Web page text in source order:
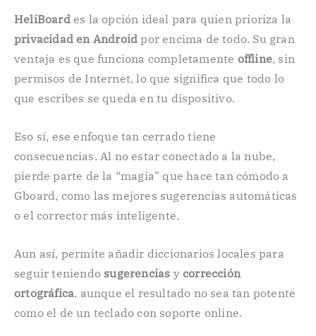
HeliBoardes la opción ideal para quien prioriza la
privacidad en Android por encima de todo. Su gran
ventaja es que funciona completamente offline, sin
permisos de Internet, lo que significa que todo lo
que escribes se queda en tu dispositivo.
Eso sí, ese enfoque tan cerrado tiene
consecuencias. Al no estar conectado a la nube,
pierde parte de la “magia” que hace tan cómodo a
Gboard, como las mejores sugerencias automáticas
o el corrector más inteligente.
Aun así, permite añadir diccionarios locales para
seguir teniendo sugerencias ycorrección
ortográfica, aunque el resultado no sea tan potente
como el de un teclado con soporte online.